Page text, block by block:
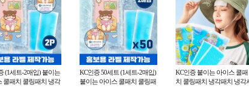
(1세트-2매입) 붙이는
쿨패치 쿨링패치 냉각
KC인증 50세트 (1세트-2매입)
붙이는 아이스 쿨패치 쿨링패
KC인증 붙이는 아이스 쿨패
치 쿨링패치 냉각패치 냉각